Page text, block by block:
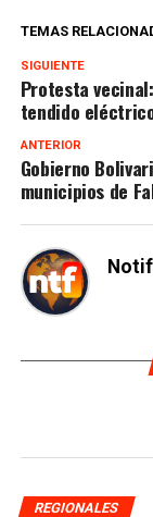
TEMAS
SIGUIENTE
Protesta
tendido
ANTERIOR
Gobierno
municipios de
REGIONALES